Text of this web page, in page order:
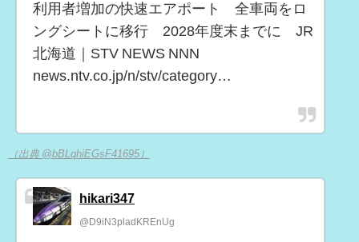
利用者増加の快速エアポート 全車両をロ
ングシートに移行 2028年度末までに JR
北海道｜STV NEWS NNN
news.ntv.co.jp/n/stv/category…
（出典 @bBLqhiEGsF41695）
hikari347
@D9iN3pladKREnUg